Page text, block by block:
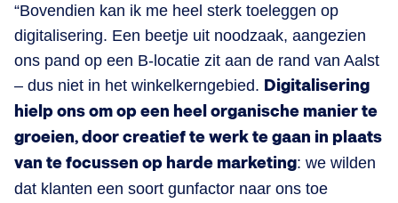
“Bovendien kan ik me heel sterk toeleggen op
digitalisering. Een beetje uit noodzaak, aangezien
ons pand op een B-locatie zit aan de rand van Aalst
– dus niet in het winkelkerngebied. Digitalisering
hielp ons om op een heel organische manier te
groeien, door creatief te werk te gaan in plaats
van te focussen op harde marketing: we wilden
dat klanten een soort gunfactor naar ons toe